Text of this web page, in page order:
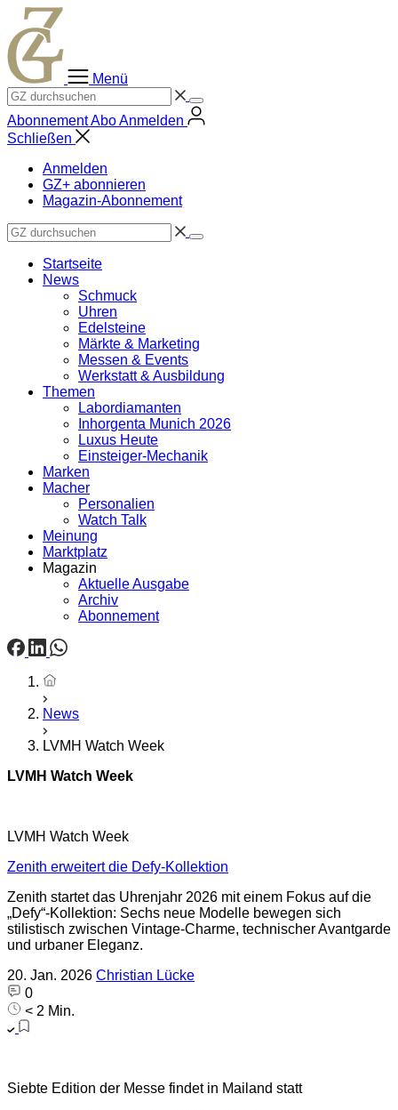
Zum
Inhalt
springen
Menü
AbonnementAboAnmelden
Schließen
Anmelden
GZ+ abonnieren
Magazin-Abonnement
Startseite
News
Schmuck
Uhren
Edelsteine
Märkte & Marketing
Messen & Events
Werkstatt & Ausbildung
Themen
Labordiamanten
Inhorgenta Munich 2026
Luxus Heute
Einsteiger-Mechanik
Marken
Macher
Personalien
Watch Talk
Meinung
Marktplatz
Magazin
Aktuelle Ausgabe
Archiv
Abonnement
Startseite
News
LVMH Watch Week
LVMH Watch Week
LVMH Watch Week
Zenith erweitert die Defy-Kollektion
Zenith startet das Uhrenjahr 2026 mit einem Fokus auf die
„Defy“-Kollektion: Sechs neue Modelle bewegen sich
stilistisch zwischen Vintage-Charme, technischer Avantgarde
und urbaner Eleganz.
20. Jan. 2026 Christian Lücke
0
< 2 Min.
Siebte Edition der Messe findet in Mailand statt